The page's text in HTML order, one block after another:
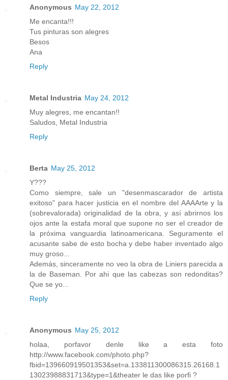
Anonymous May 22, 2012
Me encanta!!!
Tus pinturas son alegres
Besos
Ana
Reply
Metal Industria May 24, 2012
Muy alegres, me encantan!!
Saludos, Metal Industria
Reply
Berta May 25, 2012
Y???
Como siempre, sale un "desenmascarador de artista
exitoso" para hacer justicia en el nombre del AAAArte y la
(sobrevalorada) originalidad de la obra, y así abrirnos los
ojos ante la estafa moral que supone no ser el creador de
la próxima vanguardia latinoamericana. Seguramente el
acusante sabe de esto bocha y debe haber inventado algo
muy groso...
Además, sinceramente no veo la obra de Liniers parecida a
la de Baseman. Por ahi que las cabezas son redonditas?
Que se yo...
Reply
Anonymous May 25, 2012
holaa, porfavor denle like a esta foto
http://www.facebook.com/photo.php?
fbid=139660919501353&set=a.133811300086315.26168.1
13023988831713&type=1&theater le das like porfi ?